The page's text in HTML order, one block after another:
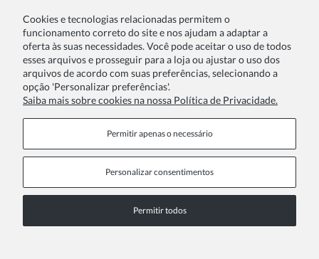
Enviar
Páginas informativas
Cookies e tecnologias relacionadas permitem o
funcionamento correto do site e nos ajudam a adaptar a
oferta às suas necessidades. Você pode aceitar o uso de todos
esses arquivos e prosseguir para a loja ou ajustar o uso dos
arquivos de acordo com suas preferências, selecionando a
opção 'Personalizar preferências'.
Saiba mais sobre cookies na nossa Política de Privacidade.
Permitir apenas o necessário
Personalizar consentimentos
Permitir todos